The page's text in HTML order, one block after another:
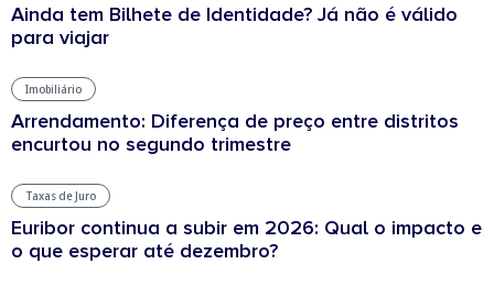
Ainda tem Bilhete de Identidade? Já não é válido
para viajar
Imobiliário
Arrendamento: Diferença de preço entre distritos
encurtou no segundo trimestre
Taxas de Juro
Euribor continua a subir em 2026: Qual o impacto e
o que esperar até dezembro?